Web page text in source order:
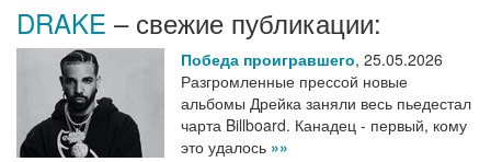
DRAKE – свежие публикации:
Победа проигравшего, 25.05.2026
Разгромленные прессой новые
альбомы Дрейка заняли весь пьедестал
чарта Billboard. Канадец - первый, кому
это удалось »»